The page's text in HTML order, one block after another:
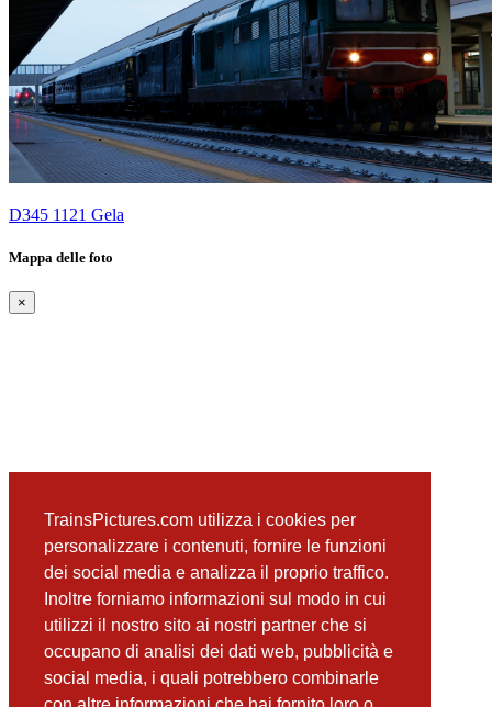
TrainsPictures.com utilizza i cookies per
personalizzare i contenuti, fornire le funzioni
dei social media e analizza il proprio traffico.
Inoltre forniamo informazioni sul modo in cui
utilizzi il nostro sito ai nostri partner che si
occupano di analisi dei dati web, pubblicità e
social media, i quali potrebbero combinarle
D345 1121 Gela
Mappa delle foto
×